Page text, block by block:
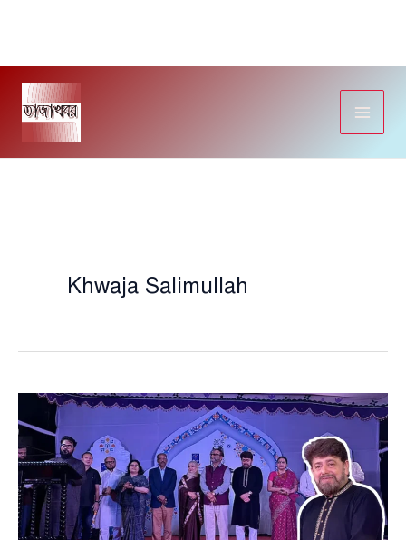
Skip
content
Khwaja Salimullah